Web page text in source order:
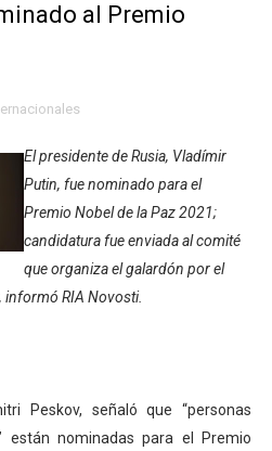
sus avances en visita
celebra Semana
fortalece el desarrollo
comunal en El Vigía con
al Premio
El presidente de Rusia, Vladímir
Putin, fue nominado para el
Premio Nobel de la Paz 2021;
candidatura fue enviada al comité
que organiza el galardón por el
informó RIA Novosti.
Peskov, señaló que “personas
están nominadas para el Premio